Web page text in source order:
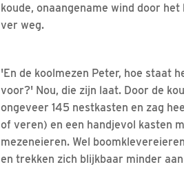
koude, onaangename wind door
ver weg.
'En de koolmezen Peter, hoe staat
voor?' Nou, die zijn laat. Door de
ongeveer 145 nestkasten en zag
of veren) en een handjevol kasten
mezeneieren. Wel
en trekken zich blijkbaar minder